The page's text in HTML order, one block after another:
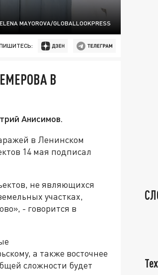
MAYOROVA/GLOBALLOOKPRESS
В
Анисимов.
в Ленинском
14 мая подписал
не являющихся
участках,
- говорится в
а также восточнее
сложности будет